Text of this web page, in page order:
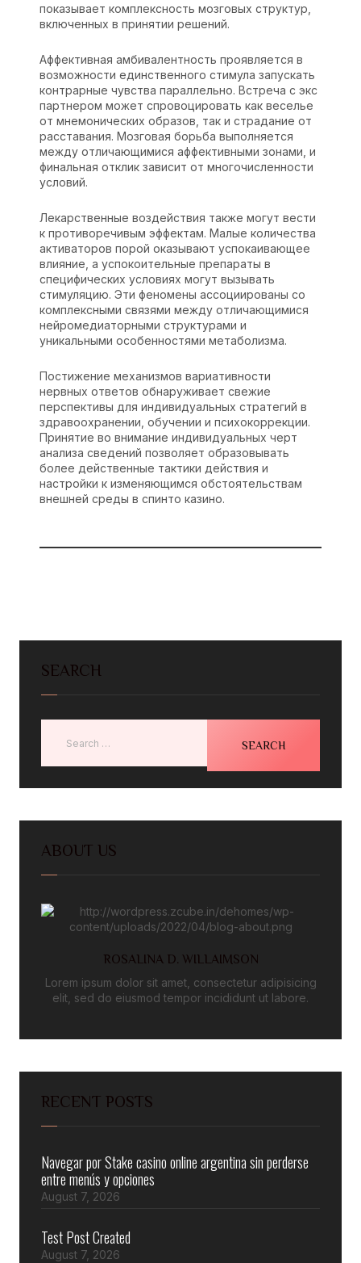
показывает комплексность мозговых структур,
включенных в принятии решений.
Аффективная амбивалентность проявляется в
возможности единственного стимула запускать
контрарные чувства параллельно. Встреча с экс
партнером может спровоцировать как веселье
от мнемонических образов, так и страдание от
расставания. Мозговая борьба выполняется
между отличающимися аффективными зонами, и
финальная отклик зависит от многочисленности
условий.
Лекарственные воздействия также могут вести
к противоречивым эффектам. Малые количества
активаторов порой оказывают успокаивающее
влияние, а успокоительные препараты в
специфических условиях могут вызывать
стимуляцию. Эти феномены ассоциированы со
комплексными связями между отличающимися
нейромедиаторными структурами и
уникальными особенностями метаболизма.
Постижение механизмов вариативности
нервных ответов обнаруживает свежие
перспективы для индивидуальных стратегий в
здравоохранении, обучении и психокоррекции.
Принятие во внимание индивидуальных черт
анализа сведений позволяет образовывать
более действенные тактики действия и
настройки к изменяющимся обстоятельствам
внешней среды в спинто казино.
SEARCH
ABOUT US
ROSALINA D. WILLAIMSON
Lorem ipsum dolor sit amet, consectetur adipisicing
elit, sed do eiusmod tempor incididunt ut labore.
RECENT POSTS
Navegar por Stake casino online argentina sin perderse
entre menús y opciones
August 7, 2026
Test Post Created
August 7, 2026